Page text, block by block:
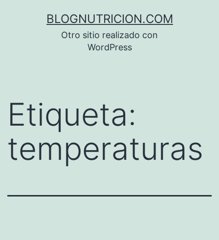
BLOGNUTRICION.COM
Otro sitio realizado con
WordPress
Etiqueta:
temperaturas